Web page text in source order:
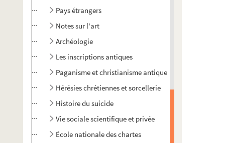
Pays étrangers
Notes sur l'art
Archéologie
Les inscriptions antiques
Paganisme et christianisme antique
Hérésies chrétiennes et sorcellerie
Histoire du suicide
Vie sociale scientifique et privée
École nationale des chartes